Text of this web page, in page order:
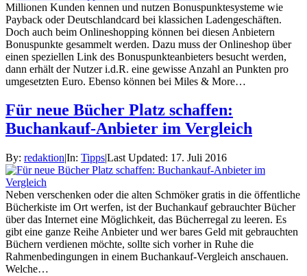
Millionen Kunden kennen und nutzen Bonuspunktesysteme wie
Payback oder Deutschlandcard bei klassichen Ladengeschäften.
Doch auch beim Onlineshopping können bei diesen Anbietern
Bonuspunkte gesammelt werden. Dazu muss der Onlineshop über
einen speziellen Link des Bonuspunkteanbieters besucht werden,
dann erhält der Nutzer i.d.R. eine gewisse Anzahl an Punkten pro
umgesetzten Euro. Ebenso können bei Miles & More…
Für neue Bücher Platz schaffen:
Buchankauf-Anbieter im Vergleich
By: redaktion|In: Tipps|Last Updated: 17. Juli 2016
Neben verschenken oder die alten Schmöker gratis in die öffentliche
Bücherkiste im Ort werfen, ist der Buchankauf gebrauchter Bücher
über das Internet eine Möglichkeit, das Bücherregal zu leeren. Es
gibt eine ganze Reihe Anbieter und wer bares Geld mit gebrauchten
Büchern verdienen möchte, sollte sich vorher in Ruhe die
Rahmenbedingungen in einem Buchankauf-Vergleich anschauen.
Welche…